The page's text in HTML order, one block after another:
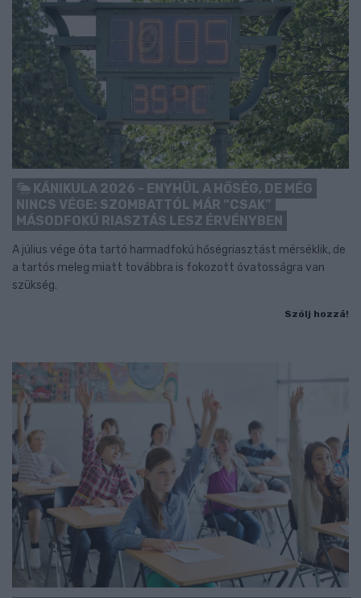
KÁNIKULA 2026 - ENYHÜL A HŐSÉG, DE MÉG
NINCS VÉGE: SZOMBATTÓL MÁR “CSAK”
MÁSODFOKÚ RIASZTÁS LESZ ÉRVÉNYBEN
A július vége óta tartó harmadfokú hőségriasztást mérséklik, de
a tartós meleg miatt továbbra is fokozott óvatosságra van
szükség.
Szólj hozzá!